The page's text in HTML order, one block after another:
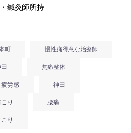
鍼灸師所持
町 慢性痛得意な治療師
無痛整体
疲労感 神田
こり 腰痛
り